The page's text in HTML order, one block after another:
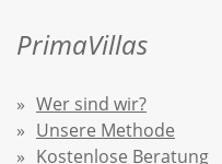
PrimaVillas
Wer sind wir?
Unsere Methode
Kostenlose Beratung